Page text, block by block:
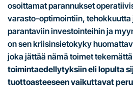
osoittamat parannukset
varasto-optimointiin, tehokkuutta
parantaviin investointeihin ja
on sen kriisinsietokyky
joka jättää nämä toimet
toimintaedellytyksiin eli lopulta
tuottoasteeseen vaikuttavat